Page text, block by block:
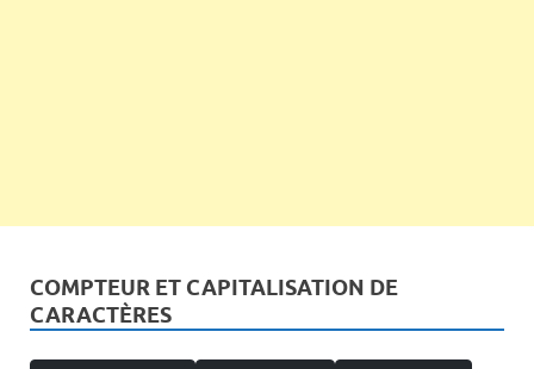
COMPTEUR ET CAPITALISATION DE
CARACTÈRES